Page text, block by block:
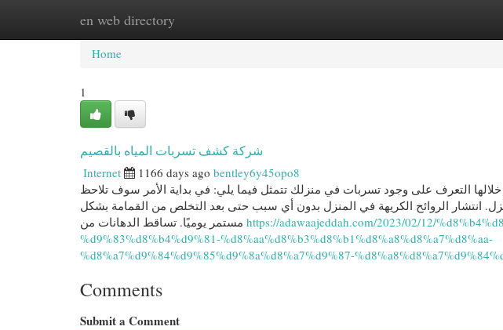
en web directory
Home New Site Listings
Home
1
شركة كشف تسربات المياه بالقصيم
Internet 1166 days ago bentley6y45opo8
التعرف على وجود تسربات في منزلك تتمثل فيما يلي: في بداية الأمر سوف تلاحظ
انتشار الروائح الكريهة في المنزل بدون أي سبب حتى بعد التخلص من القمامة بشكل
https://adawaajeddah.com/2023/02/12/
%d9%83%d8%b4%d9%81-%d8%aa%d8%b3%d8%b1%d8%a8%d8%a7%d8%aa-
%d8%a7%d9%84%d9%85%d9%8a%d8%a7%d9%87-
Comments
Submit a Comment